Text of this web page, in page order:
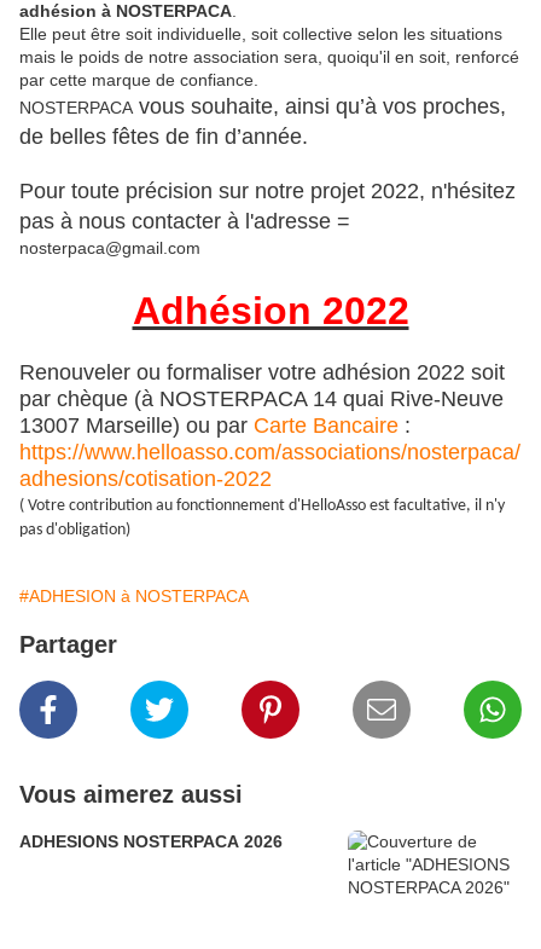
adhésion à NOSTERPACA
Elle peut être soit individuelle, soit collective selon les situations
mais le poids de notre association sera, quoiqu'il en soit, renforcé
par cette marque de confiance.
NOSTERPACA vous souhaite, ainsi qu’à vos proches,
de belles fêtes de fin d’année.
Pour toute précision sur notre projet 2022, n'hésitez
pas à nous contacter à l'adresse =
nosterpaca@gmail.com
Adhésion 2022
Renouveler ou formaliser votre adhésion 2022 soit
par chèque (à NOSTERPACA 14 quai Rive-Neuve
13007 Marseille) ou par Carte Bancaire :
https://www.helloasso.com/associations/nosterpaca/
adhesions/cotisation-2022
( Votre contribution au fonctionnement d'HelloAsso est facultative, il n'y
pas d'obligation)
#ADHESION à NOSTERPACA
Partager
Vous aimerez aussi
ADHESIONS NOSTERPACA 2026